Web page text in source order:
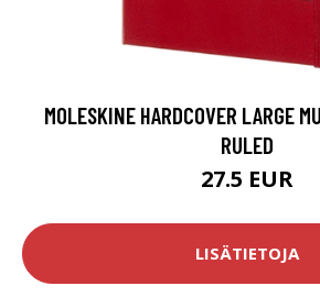
MOLESKINE HARDCOVER LARGE
RULED
27.5 EUR
LISÄTIETOJA